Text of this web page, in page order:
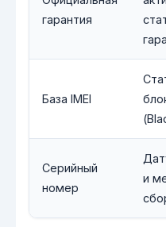
гарантия
База IMEI
Серийный
номер
и